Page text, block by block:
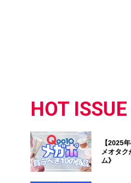
HOT ISSUE
【2025
メオタ
ム》